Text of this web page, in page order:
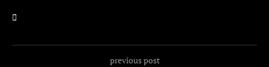
previous post